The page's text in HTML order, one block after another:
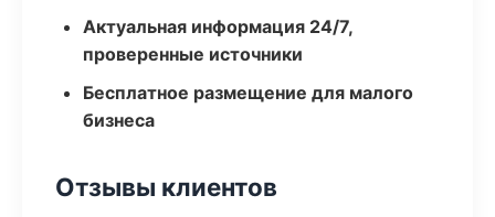
Актуальная информация 24/7,
проверенные источники
Бесплатное размещение для малого
бизнеса
Отзывы клиентов